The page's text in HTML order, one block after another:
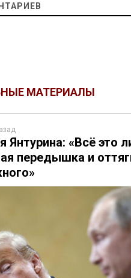
МАТЕРИАЛЫ
Янтурина: «Всё это
передышка и